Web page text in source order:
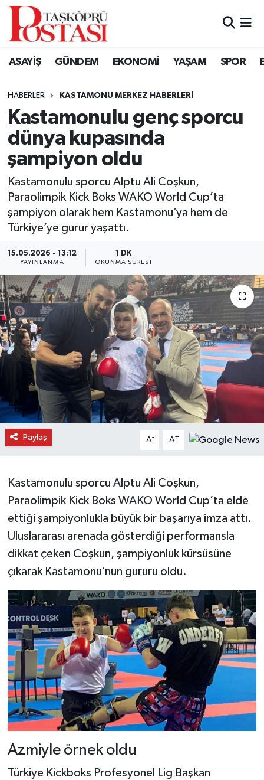
ASAYİŞ GÜNDEM EKONOMİ YAŞAM SPOR
HABERLER KASTAMONU MERKEZ HABERLERI
Kastamonulu genç sporcu
dünya kupasında
şampiyon oldu
Kastamonulu sporcu Alptu Ali Coşkun,
Paraolimpik Kick Boks WAKO World Cup’ta
şampiyon olarak hem Kastamonu’ya hem de
Türkiye’ye gurur yaşattı.
15.05.2026 - 13:12
YAYINLANMA
1 DK
OKUNMA SÜRESI
Paylaş A- A+
Kastamonulu sporcu Alptu Ali Coşkun,
Paraolimpik Kick Boks WAKO World Cup’ta elde
ettiği şampiyonlukla büyük bir başarıya imza attı.
Uluslararası arenada gösterdiği performansla
dikkat çeken Coşkun, şampiyonluk kürsüsüne
çıkarak Kastamonu’nun gururu oldu.
Azmiyle örnek oldu
Türkiye Kickboks Profesyonel Lig Başkan
Kastamonu Vefat Edenler
Araç Haberleri
Azdavay Haberleri
Bozkurt Haberleri
Çatalzeytin Haberleri
Cide Haberleri
Daday Haberleri
Devrekani Haberleri
Doğanyurt Haberleri
Hanönü Haberleri
İhsangazi Haberleri
İnebolu Haberleri
Merkez Haberleri
Pınarbaşı Haberleri
Şenpazar Haberleri
Taşköprü Haberleri
Tosya Haberleri
Karadeniz Haberleri
Ulusal Haberler
Siyaset Haberleri